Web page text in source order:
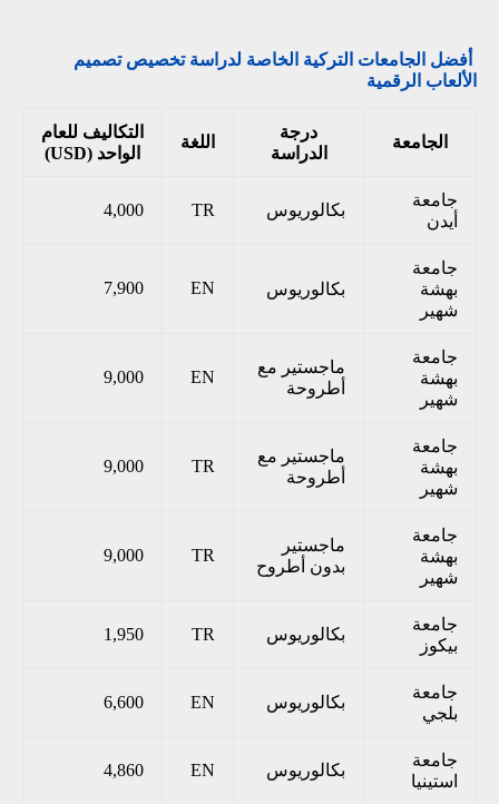
أفضل الجامعات التركية الخاصة لدراسة تخصيص تصميم
الألعاب الرقمية
الجامعة
درجة
الدراسة
اللغة
التكاليف للعام
الواحد (USD)
جامعة
أيدن
بكالوريوس TR
4,000
جامعة
بهشة
شهير
بكالوريوس EN
7,900
جامعة
بهشة
شهير
ماجستير مع
أطروحة
EN
9,000
جامعة
بهشة
شهير
ماجستير مع
أطروحة
TR
9,000
جامعة
بهشة
شهير
ماجستير
بدون أطروح
TR
9,000
جامعة
بيكوز
بكالوريوس TR
1,950
جامعة
بلجي
بكالوريوس EN
6,600
جامعة
استينيا
بكالوريوس EN
4,860